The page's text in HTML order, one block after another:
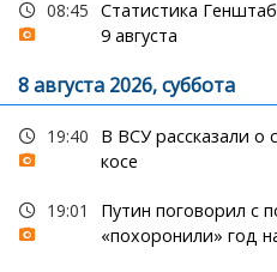
08:45 Статистика
9 августа
8 августа 2026, суббота
19:40
В ВСУ рассказали о
косе
19:01
Путин поговорил с
«похоронили» год